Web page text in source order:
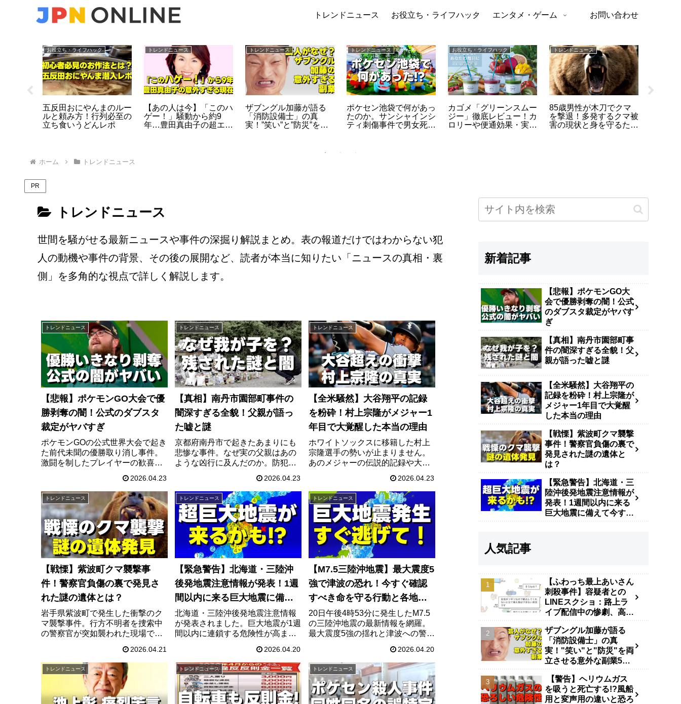
トレンドニュース お役立ち・ライフハック エンタメ・ゲーム お問い合わせ
お役立ち・ライフハック
五反田おにやんまのルー
ルと頼み方！行列必至の
立ち食いうどんレポ
トレンドニュース
【あの人は今】「このハ
ゲー！」騒動から約9
年…豊田真由子の超エリ
トレンドニュース
ザブングル加藤が語る
「消防設備士」の真
実！”笑い”と”防災”を両
トレンドニュース
ポケセン池袋で何があっ
たのか。サンシャインシ
ティ刺傷事件で男女死
お役立ち・ライフハック
カゴメ「グリーンスムー
ジー」徹底レビュー！カ
ロリーや便通効果・実際
トレンドニュース
85歳男性が木刀でクマ
を撃退！多発するクマ被
害の現状と身を守るため
ホーム トレンドニュース
PR
トレンドニュース
世間を騒がせる最新ニュースや事件の深掘り解説まとめ。表の報道だけではわからない犯
人の動機や事件の背景、その後の展開など、読者が本当に知りたい「ニュースの真相・裏
側」を多角的な視点で詳しく解説します。
トレンドニュース
【悲報】ポケモンGO大会で優
勝剥奪の闇！公式のダブスタ
裁定がヤバすぎ
ポケモンGOの公式世界大会で起き
た前代未聞の優勝取り消し事件。
激闘を制したプレイヤーの歓喜の
に。過去の大会映像から発覚した
公式の信じられない矛盾と、理不
尽すぎるペナルティの真相とは？
ゲーマー大炎上の全貌をまとめま
した。
2026.04.23
トレンドニュース
【真相】南丹市園部町事件の
闇深すぎる全貌！父親が語っ
た嘘と謎
京都府南丹市で起きたあまりにも
悲惨な事件。なぜ実の父親はあの
ような凶行に及んだのか。防犯カ
と、地元住民だけが知る違和感の
正体。報道では絶対に語られない
同級生たちの痛切な証言から見え
てきた衝撃の事実とは。
2026.04.23
トレンドニュース
【全米騒然】大谷翔平の記録
を粉砕！村上宗隆がメジャー1
年目で大覚醒した本当の理由
ホワイトソックスに移籍した村上
宗隆選手の勢いが止まりません。
あのメジャーの伝説的記録や大谷
る裏には、日本ではあまり報じら
れないある大きな秘密がありまし
た。なぜ彼は1年目からここまで打
てるのか、その衝撃の真実をまと
めました。
2026.04.23
トレンドニュース
【戦慄】紫波町クマ襲撃事
件！警察官負傷の裏で発見さ
れた謎の遺体とは？
岩手県紫波町で発生した衝撃のク
マ襲撃事件。行方不明者を捜索中
の警察官が突如襲われた現場で、
よる駆除の裏側と、いまだ周辺を
うろつく子グマの脅威。なぜこの
時期にクマ被害が頻発しているの
か、事件の全貌と今後の警戒ポイ
ントを徹底解説します。
2026.04.21
トレンドニュース
【緊急警告】北海道・三陸沖
後発地震注意情報が発表！1週
間以内に来る巨大地震に備え
て今すぐやるべき防災対策
北海道・三陸沖後発地震注意情報
が発表されました。巨大地震が1週
間以内に連鎖する危険性が高まっ
町村の地域情報と、命を守るため
に家庭で今すぐやるべき防災対
策、備蓄リストを徹底解説しま
す。
2026.04.20
トレンドニュース
【M7.5三陸沖地震】最大震度5
強で津波の恐れ！今すぐ確認
すべき命を守る行動と各地の
震度まとめ
20日午後4時53分に発生したM7.5
の三陸沖地震の最新情報を網羅。
最大震度5強の揺れと津波への警
法や地震の基礎知識、各地の震度
詳細を分かりやすく解説します。
命を守るための防災行動に役立て
てください。
2026.04.20
トレンドニュース トレンドニュース トレンドニュース
新着記事
【悲報】ポケモンGO大
会で優勝剥奪の闇！公式
のダブスタ裁定がヤバす
ぎ
【真相】南丹市園部町事
件の闇深すぎる全貌！父
親が語った嘘と謎
【全米騒然】大谷翔平の
記録を粉砕！村上宗隆が
メジャー1年目で大覚醒
した本当の理由
【戦慄】紫波町クマ襲撃
事件！警察官負傷の裏で
発見された謎の遺体と
は？
【緊急警告】北海道・三
陸沖後発地震注意情報が
発表！1週間以内に来る
巨大地震に備えて今すぐ
人気記事
【ふわっち最上あいさん
刺殺事件】容疑者との
LINEスクショ：路上ラ
イブ配信中の惨劇、高田
ザブングル加藤が語る
「消防設備士」の真
実！"笑い"と"防災"を両
立させる意外な副業5年
【警告】ヘリウムガス
を吸うと死亡する!?風船
用と変声用の違いと恐ろ